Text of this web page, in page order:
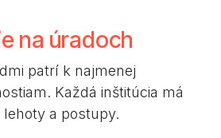
na úradoch
patrí k najmenej
Každá inštitúcia má
a postupy.